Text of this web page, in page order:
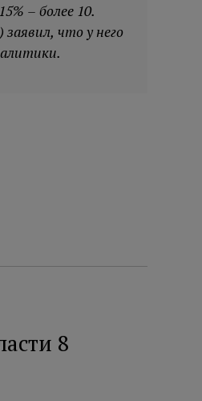
– более 10.
что у него
8